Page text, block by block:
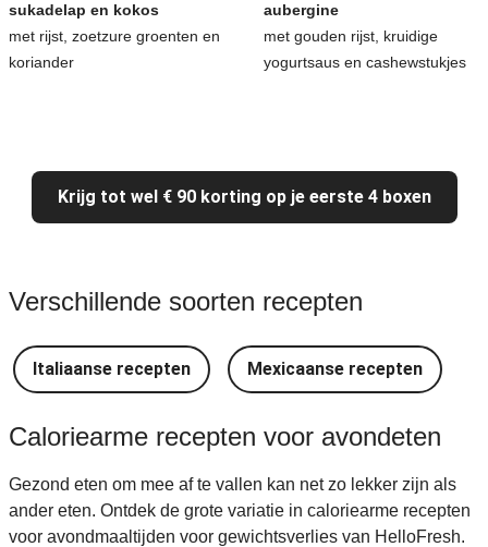
sukadelap en kokos
met rijst, zoetzure groenten en
koriander
aubergine
met gouden rijst, kruidige
yogurtsaus en cashewstukjes
Krijg tot wel € 90 korting op je eerste 4 boxen
Verschillende soorten recepten
Italiaanse recepten Mexicaanse recepten
Caloriearme recepten voor avondeten
Gezond eten om mee af te vallen kan net zo lekker zijn als
ander eten. Ontdek de grote variatie in caloriearme recepten
voor avondmaaltijden voor gewichtsverlies van HelloFresh.